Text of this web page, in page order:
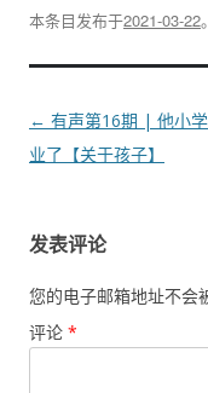
本条目发布于2021-03-22
文
章
← 有声第16期 | 他小
业了【关于孩子】
发表评论
您的电子邮箱地址不会
评论 *